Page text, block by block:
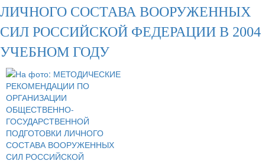
ЛИЧНОГО СОСТАВА ВООРУЖЕННЫХ
СИЛ РОССИЙСКОЙ ФЕДЕРАЦИИ В 2004
УЧЕБНОМ ГОДУ